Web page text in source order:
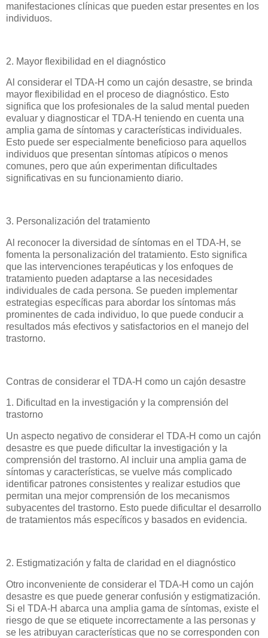
manifestaciones clínicas que pueden estar presentes en los
individuos.
2. Mayor flexibilidad en el diagnóstico
Al considerar el TDA-H como un cajón desastre, se brinda
mayor flexibilidad en el proceso de diagnóstico. Esto
significa que los profesionales de la salud mental pueden
evaluar y diagnosticar el TDA-H teniendo en cuenta una
amplia gama de síntomas y características individuales.
Esto puede ser especialmente beneficioso para aquellos
individuos que presentan síntomas atípicos o menos
comunes, pero que aún experimentan dificultades
significativas en su funcionamiento diario.
3. Personalización del tratamiento
Al reconocer la diversidad de síntomas en el TDA-H, se
fomenta la personalización del tratamiento. Esto significa
que las intervenciones terapéuticas y los enfoques de
tratamiento pueden adaptarse a las necesidades
individuales de cada persona. Se pueden implementar
estrategias específicas para abordar los síntomas más
prominentes de cada individuo, lo que puede conducir a
resultados más efectivos y satisfactorios en el manejo del
trastorno.
Contras de considerar el TDA-H como un cajón desastre
1. Dificultad en la investigación y la comprensión del
trastorno
Un aspecto negativo de considerar el TDA-H como un cajón
desastre es que puede dificultar la investigación y la
comprensión del trastorno. Al incluir una amplia gama de
síntomas y características, se vuelve más complicado
identificar patrones consistentes y realizar estudios que
permitan una mejor comprensión de los mecanismos
subyacentes del trastorno. Esto puede dificultar el desarrollo
de tratamientos más específicos y basados en evidencia.
2. Estigmatización y falta de claridad en el diagnóstico
Otro inconveniente de considerar el TDA-H como un cajón
desastre es que puede generar confusión y estigmatización.
Si el TDA-H abarca una amplia gama de síntomas, existe el
riesgo de que se etiquete incorrectamente a las personas y
se les atribuyan características que no se corresponden con